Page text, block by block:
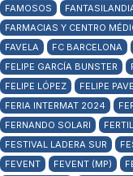
FAMOSOS
FARMACIAS Y CENTRO
FAVELA
FC BARCELONA
FELIPE GARCÍA BUNSTER
FELIPE LÓPEZ
FELIPE
FERIA INTERMAT 2024
FERNANDO SOLARI
FESTIVAL LADERA SUR
FEVENT
FEVENT (MP)